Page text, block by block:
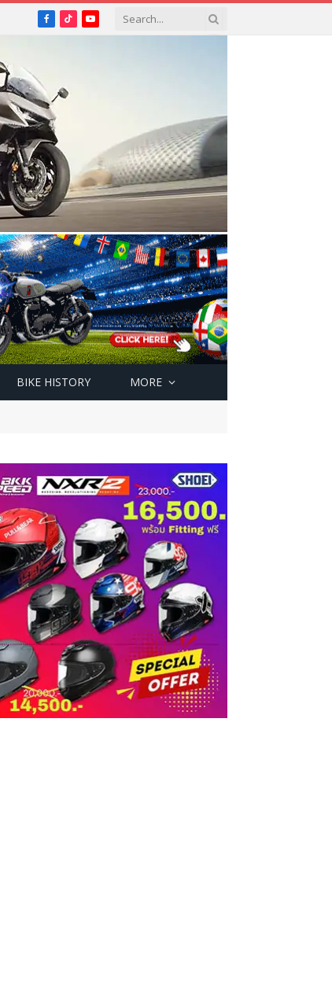
Facebook
TikTokYouTube
BIKE HISTORY MORE